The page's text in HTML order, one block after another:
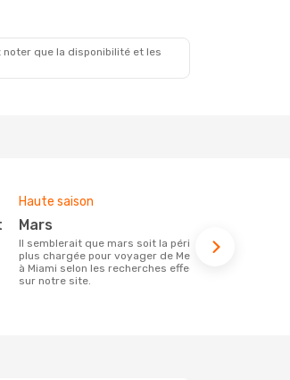
que la disponibilité et les
Haute saison
mars
Il semblerait que mars soit la période la
plus chargée pour voyager de Medellin
à Miami selon les recherches effectuées
sur notre site.